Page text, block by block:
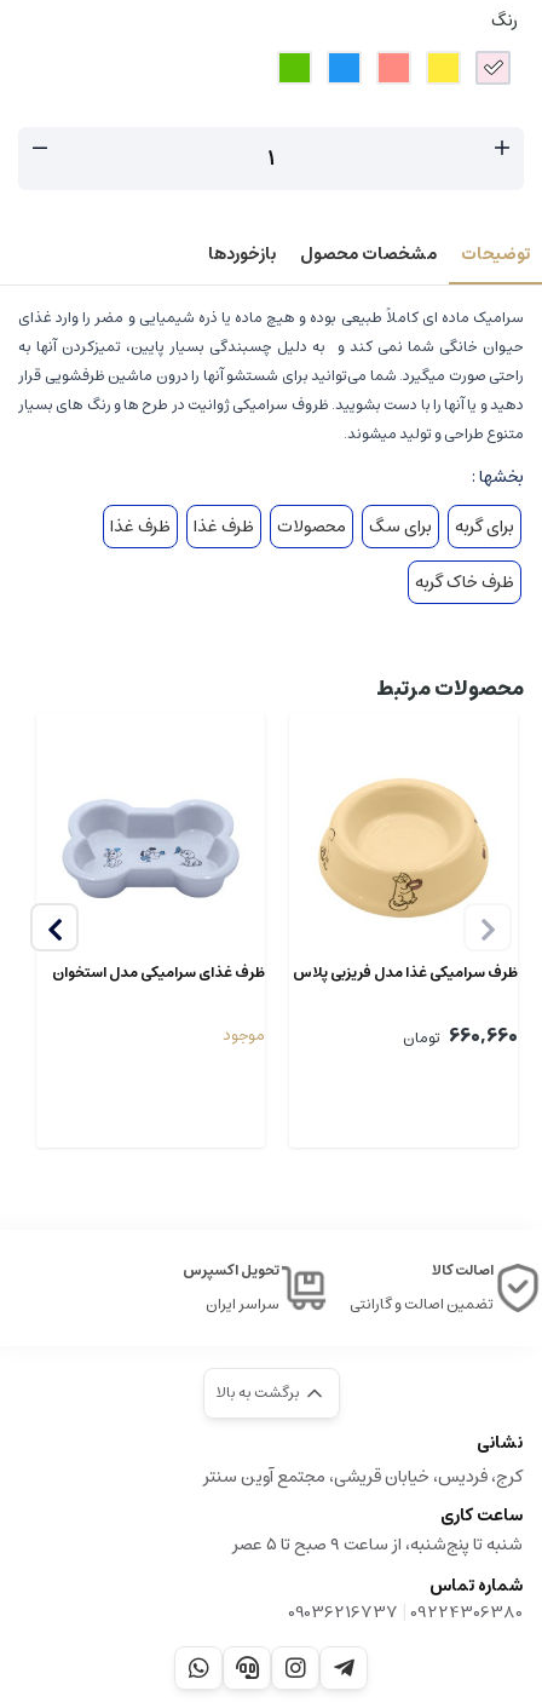
رنگ
توضیحات مشخصات محصول بازخوردها
سرامیک ماده ای کاملاً طبیعی بوده و هیچ ماده یا ذره شیمیایی و مضر را وارد غذای
حیوان خانگی شما نمی کند و به دلیل چسبندگی بسیار پایین، تمیزکردن آنها به‌
راحتی صورت میگیرد. شما می‌توانید برای شستشو آنها را درون ماشین ظرفشویی قرار
دهید و یا آنها را با دست بشویید. ظروف سرامیکی ژوانیت در طرح ها و رنگ های بسیار
متنوع طراحی و تولید میشوند.
بخشها :
برای گربه
برای سگ محصولات ظرف غذا
ظرف غذا
ظرف خاک گربه
محصولات مرتبط
ظرف سرامیکی غذا مدل فریزبی پلاس
660,660 تومان
ظرف غذای سرامیکی مدل استخوان
موجود
اصالت کالا
تضمین اصالت و گارانتی
تحویل اکسپرس
سراسر ایران
برگشت به بالا
نشانی
کرج، فردیس، خیابان قریشی، مجتمع آوین سنتر
ساعت کاری
شنبه تا پنج‌شنبه، از ساعت ۹ صبح تا ۵ عصر
شماره تماس
09224306380
|
09036216737